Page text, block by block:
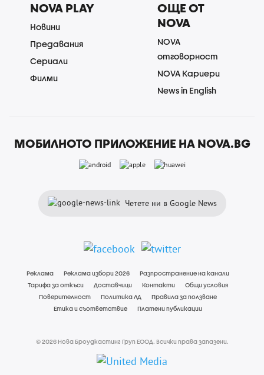
NOVA PLAY
Новини
Предавания
Сериали
Филми
ОЩЕ ОТ
NOVA
NOVA
отговорност
NOVA Кариери
News in English
МОБИЛНОТО ПРИЛОЖЕНИЕ НА NOVA.BG
Четете ни в Google News
Реклама Реклама избори 2026
Разпространение на канали
Тарифа за откъси
Доставчици Контакти
Общи условия
Поверителност
Политика ЛД
Правила за ползване
Етика и съответствие
Платени публикации
© 2026 Нова Броудкастинг Груп ЕООД. Всички права запазени.